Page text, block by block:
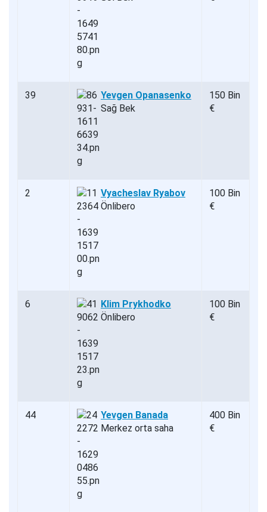
39
Yevgen Opanasenko
Sağ Bek
150 Bin
€
2
Vyacheslav Ryabov
Önlibero
100 Bin
€
6
Klim Prykhodko
Önlibero
100 Bin
€
44
Yevgen Banada
Merkez orta saha
400 Bin
€